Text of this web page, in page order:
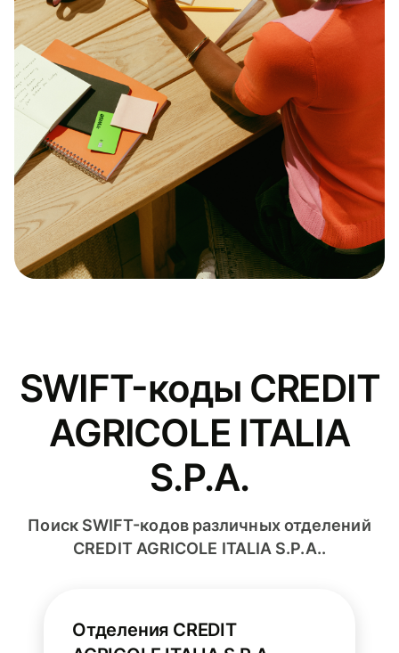
SWIFT-коды CREDIT
AGRICOLE ITALIA
S.P.A.
Поиск SWIFT-кодов различных отделений
CREDIT AGRICOLE ITALIA S.P.A..
Отделения CREDIT